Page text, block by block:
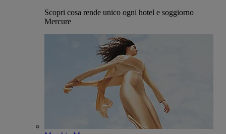
Scopri cosa rende unico ogni hotel e soggiorno
Mercure